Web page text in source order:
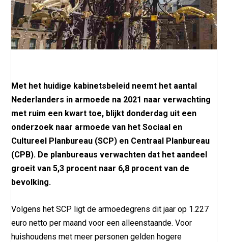
Met het huidige kabinetsbeleid neemt het aantal
Nederlanders in armoede na 2021 naar verwachting
met ruim een kwart toe, blijkt donderdag uit een
onderzoek naar armoede van het Sociaal en
Cultureel Planbureau (SCP) en Centraal Planbureau
(CPB). De planbureaus verwachten dat het aandeel
groeit van 5,3 procent naar 6,8 procent van de
bevolking.
Volgens het SCP ligt de armoedegrens dit jaar op 1.227
euro netto per maand voor een alleenstaande. Voor
huishoudens met meer personen gelden hogere